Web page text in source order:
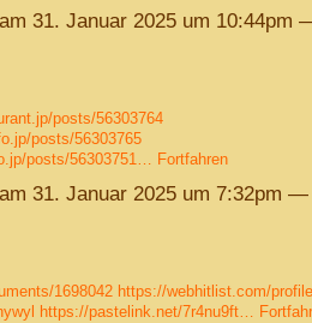
am 31. Januar 2025 um 10:44pm
posts/56303764
posts/56303765
posts/56303751… Fortfahren
am 31. Januar 2025 um 7:32pm —
1698042 https://webhitlist.com/
https://pastelink.net/7r4nu9ft…